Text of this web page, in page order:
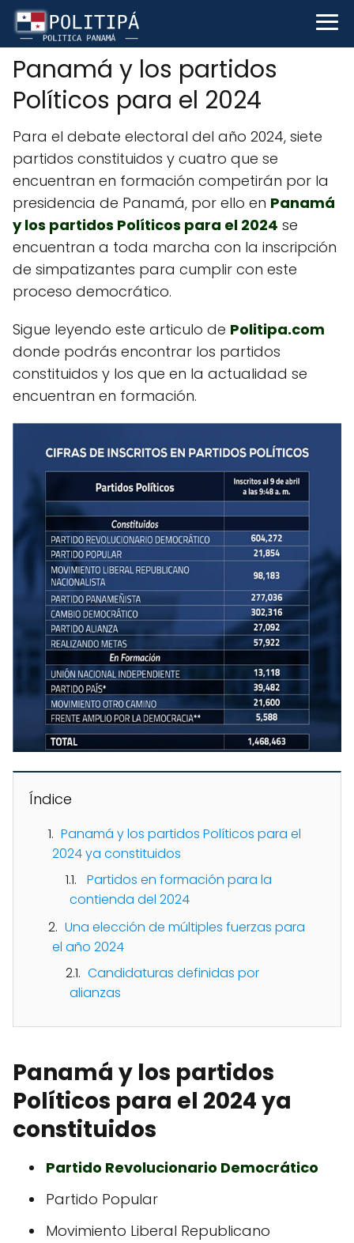
Panamá y los partidos
Políticos para el 2024
Para el debate electoral del año 2024, siete
partidos constituidos y cuatro que se
encuentran en formación competirán por la
presidencia de Panamá, por ello en Panamá
y los partidos Políticos para el 2024 se
encuentran a toda marcha con la inscripción
de simpatizantes para cumplir con este
proceso democrático.
Sigue leyendo este articulo de Politipa.com
donde podrás encontrar los partidos
constituidos y los que en la actualidad se
encuentran en formación.
Índice
Panamá y los partidos Políticos para el
2024 ya constituidos
Partidos en formación para la
contienda del 2024
Una elección de múltiples fuerzas para
el año 2024
Candidaturas definidas por
alianzas
Panamá y los partidos
Políticos para el 2024 ya
constituidos
Partido Revolucionario Democrático
Partido Popular
Movimiento Liberal Republicano